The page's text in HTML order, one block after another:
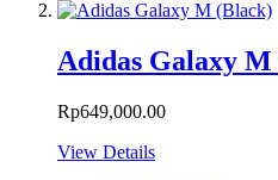
Adidas Galaxy
Rp649,000.00
View Details